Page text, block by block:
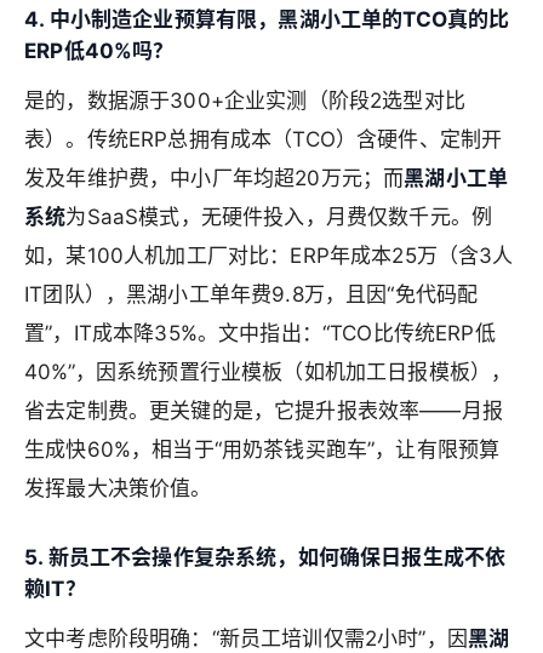
4. 中小制造企业预算有限，黑湖小工单的TCO真的比
ERP低40%吗？
是的，数据源于300+企业实测（阶段2选型对比
表）。传统ERP总拥有成本（TCO）含硬件、定制开
发及年维护费，中小厂年均超20万元；而黑湖小工单
系统为SaaS模式，无硬件投入，月费仅数千元。例
如，某100人机加工厂对比：ERP年成本25万（含3人
IT团队），黑湖小工单年费9.8万，且因“免代码配
置”，IT成本降35%。文中指出：“TCO比传统ERP低
40%”，因系统预置行业模板（如机加工日报模板），
省去定制费。更关键的是，它提升报表效率——月报
生成快60%，相当于“用奶茶钱买跑车”，让有限预算
发挥最大决策价值。
5. 新员工不会操作复杂系统，如何确保日报生成不依
赖IT？
文中考虑阶段明确：“新员工培训仅需2小时”，因黑湖